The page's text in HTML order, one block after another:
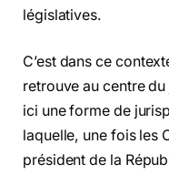
législatives.
C’est dans ce
retrouve au centre
ici une forme de
laquelle, une fois les
président de la